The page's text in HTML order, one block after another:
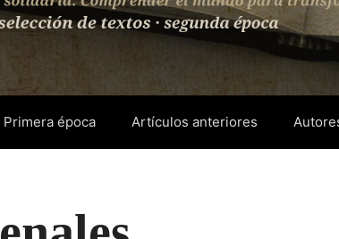
Primera época Artículos anteriores